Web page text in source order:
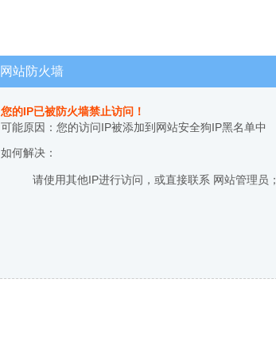
网站防火墙
您的IP已被防火墙禁止访问！
可能原因：您的访问IP被添加到网站安全狗IP黑名单中
如何解决：
请使用其他IP进行访问，或直接联系 网站管理员；